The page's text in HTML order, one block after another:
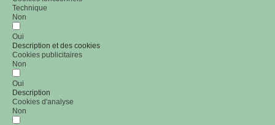
Technique
Non
Oui
Description et des cookies
Cookies publicitaires
Non
Oui
Description
Cookies d'analyse
Non